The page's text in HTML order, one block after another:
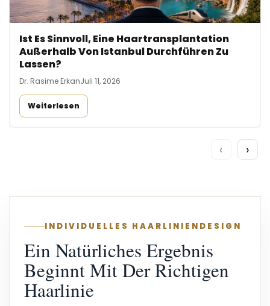
Ist Es Sinnvoll, Eine Haartransplantation
Außerhalb Von Istanbul Durchführen Zu
Lassen?
Dr. Rasime ErkanJuli 11, 2026
Weiterlesen
‹ ›
INDIVIDUELLES HAARLINIENDESIGN
Ein Natürliches Ergebnis
Beginnt Mit Der Richtigen
Haarlinie